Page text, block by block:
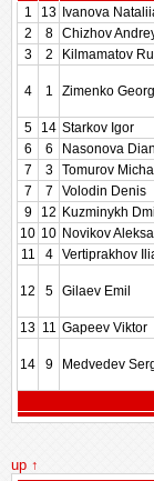
1
13 Ivanova
2
8 Chizhov
3
2 Kilmamatov
4 1 Zimenko
5 14 Starkov Igor
6
6 Nasonova
7
3 Tomurov
7
7 Volodin Denis
9
12 Kuzminykh
10 10 Novikov
11
4 Vertiprakhov
12 5 Gilaev Emil
13 11 Gapeev Viktor
14 9 Medvedev
up ↑